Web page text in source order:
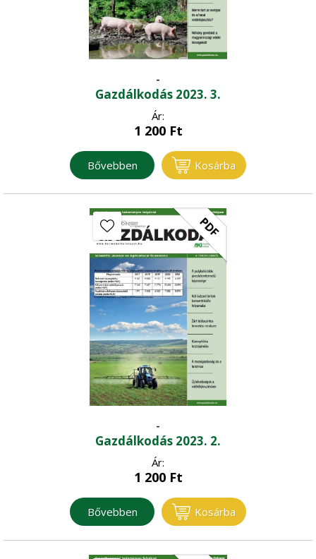
-
Gazdálkodás 2023. 3.
Ár:
1 200Ft
Bővebben Kosárba
PDF
-
Gazdálkodás 2023. 2.
Ár:
1 200Ft
Bővebben Kosárba